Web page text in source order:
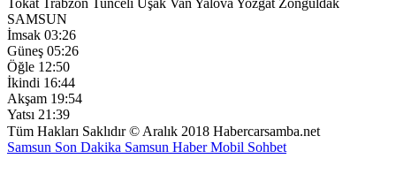
SAMSUN
İmsak 03:26
Güneş 05:26
Öğle 12:50
İkindi 16:44
Akşam 19:54
Yatsı 21:39
Tüm Hakları Saklıdır © Aralık 2018 Habercarsamba.net
Samsun Son Dakika Samsun HaberMobil Sohbet